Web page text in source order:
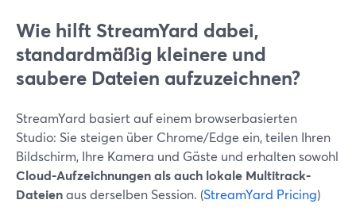
Wie hilft StreamYard dabei,
standardmäßig kleinere und
saubere Dateien aufzuzeichnen?
StreamYard basiert auf einem browserbasierten
Studio: Sie steigen über Chrome/Edge ein, teilen Ihren
Bildschirm, Ihre Kamera und Gäste und erhalten sowohl
Cloud-Aufzeichnungen als auch lokale Multitrack-
Dateienaus derselben Session. (StreamYard Pricing)